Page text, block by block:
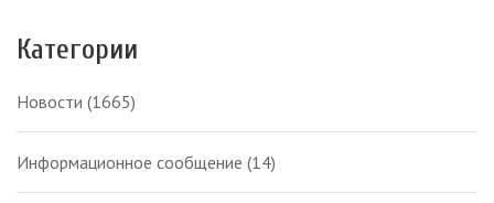
Категории
Новости (1665)
Информационное сообщение (14)